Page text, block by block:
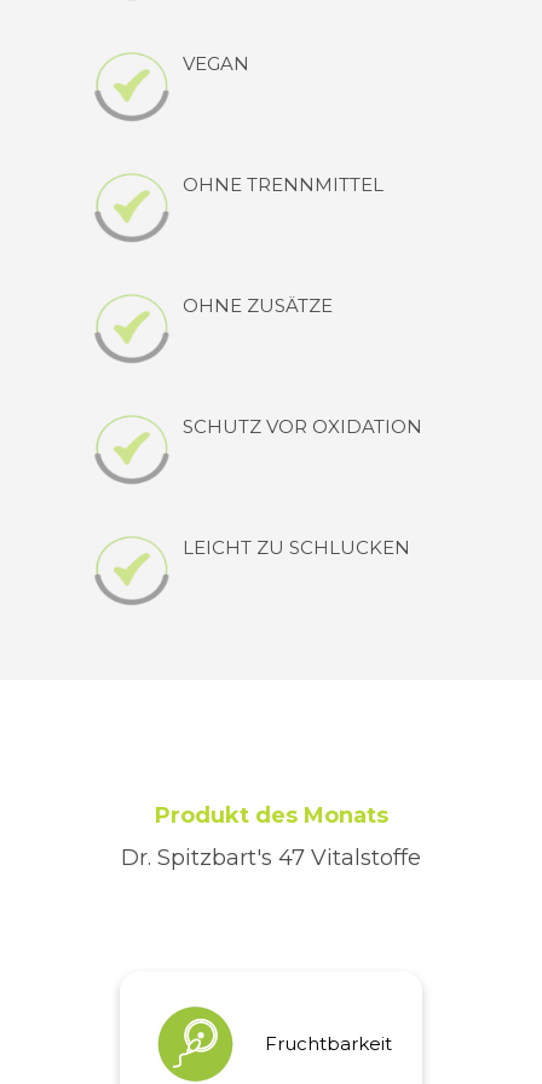
VEGAN
OHNE TRENNMITTEL
OHNE ZUSÄTZE
SCHUTZ VOR OXIDATION
LEICHT ZU SCHLUCKEN
Produkt des Monats
Dr. Spitzbart's 47 Vitalstoffe
Fruchtbarkeit
Fruchtbarkeit
Folsäure hat eine Funktion
bei der Zellteilung und